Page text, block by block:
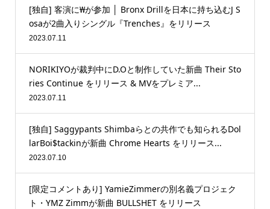
[独自] 客演に₩が参加 │ Bronx Drillを日本に持ち込むJ S
osaが2曲入りシングル『Trenches』をリリース
2023.07.11
NORIKIYOが裁判中にD.Oと制作していた新曲 Their Sto
ries Continue をリリース & MVをプレミア...
2023.07.11
[独自] Saggypants Shimbaらとの共作でも知られるDol
larBoi$tackinが新曲 Chrome Hearts をリリース...
2023.07.10
[限定コメントあり] YamieZimmerの別名義プロジェク
ト・YMZ Zimmが新曲 BULLSHET をリリース